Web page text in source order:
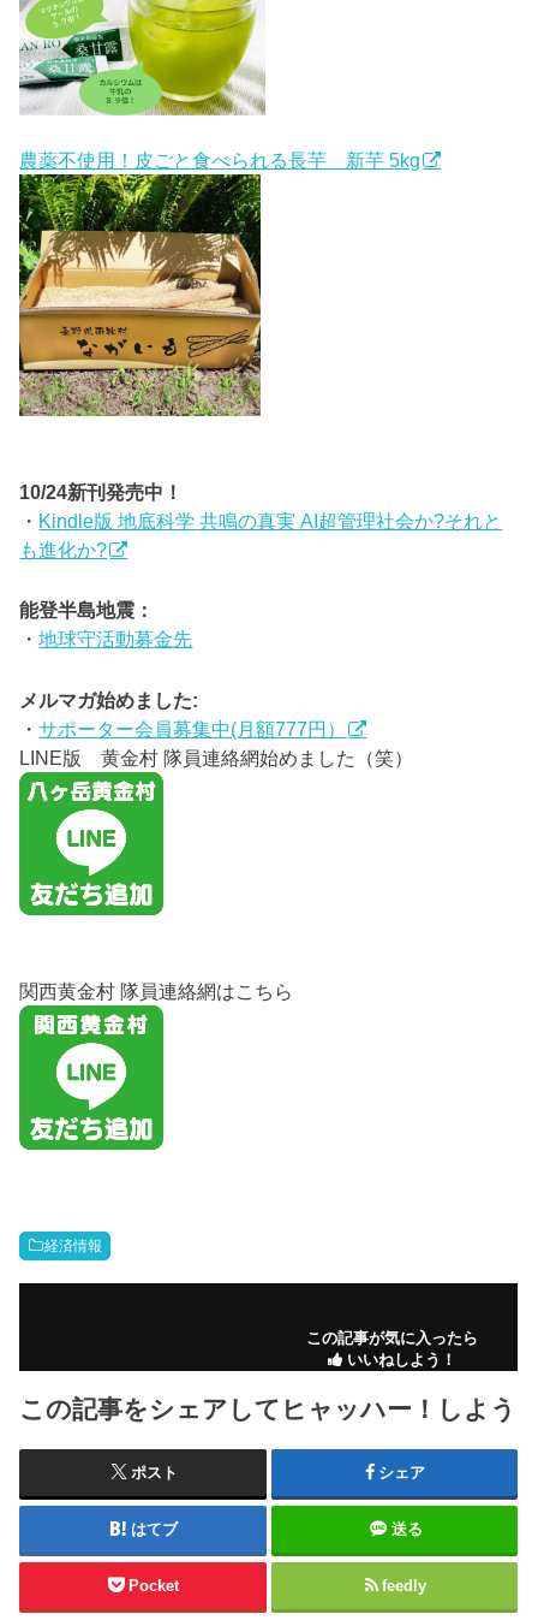
農薬不使用！皮ごと食べられる長芋 新芋 5kg
10/24新刊発売中！
・ Kindle版 地底科学 共鳴の真実 AI超管理社会か?それと
も進化か?
能登半島地震：
・地球守活動募金先
メルマガ始めました:
・サポーター会員募集中(月額777円）
LINE版 黄金村 隊員連絡網始めました（笑）
関西黄金村 隊員連絡網はこちら
経済情報
この記事が気に入ったら
いいねしよう！
この記事をシェアしてヒャッハー！しよう
ポスト シェア
はてブ 送る
Pocket feedly